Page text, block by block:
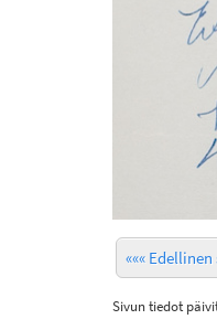
««« Edellinen
Sivun tiedot